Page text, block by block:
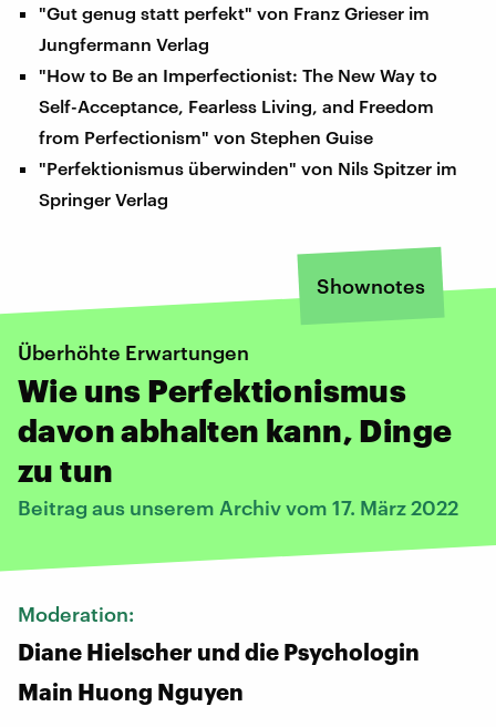
"Gut genug statt perfekt" von Franz Grieser im
Jungfermann Verlag
"How to Be an Imperfectionist: The New Way to
Self-Acceptance, Fearless Living, and Freedom
from Perfectionism" von Stephen Guise
"Perfektionismus überwinden" von Nils Spitzer im
Springer Verlag
Shownotes
Überhöhte Erwartungen
Wie uns Perfektionismus
davon abhalten kann, Dinge
zu tun
Beitrag aus unserem Archiv vom 17. März 2022
Moderation:
Diane Hielscher und die Psychologin
Main Huong Nguyen